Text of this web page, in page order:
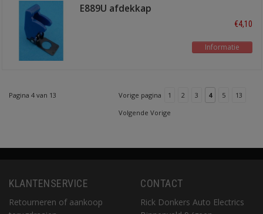
E889U afdekkap
€4,10
Informatie
Pagina 4 van 13 Vorige pagina 1 2 3 4 5
13
Volgende Vorige
KLANTENSERVICE
Retourneren of aankoop
CONTACT
Rick Donkers Auto Electrics